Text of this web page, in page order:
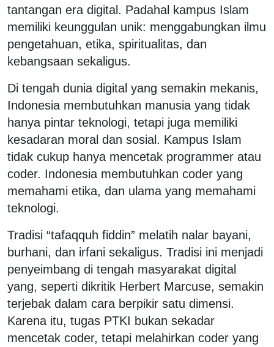
tantangan era digital. Padahal kampus Islam
memiliki keunggulan unik: menggabungkan ilmu
pengetahuan, etika, spiritualitas, dan
kebangsaan sekaligus.
Di tengah dunia digital yang semakin mekanis,
Indonesia membutuhkan manusia yang tidak
hanya pintar teknologi, tetapi juga memiliki
kesadaran moral dan sosial. Kampus Islam
tidak cukup hanya mencetak programmer atau
coder. Indonesia membutuhkan coder yang
memahami etika, dan ulama yang memahami
teknologi.
Tradisi “tafaqquh fiddin” melatih nalar bayani,
burhani, dan irfani sekaligus. Tradisi ini menjadi
penyeimbang di tengah masyarakat digital
yang, seperti dikritik Herbert Marcuse, semakin
terjebak dalam cara berpikir satu dimensi.
Karena itu, tugas PTKI bukan sekadar
mencetak coder, tetapi melahirkan coder yang